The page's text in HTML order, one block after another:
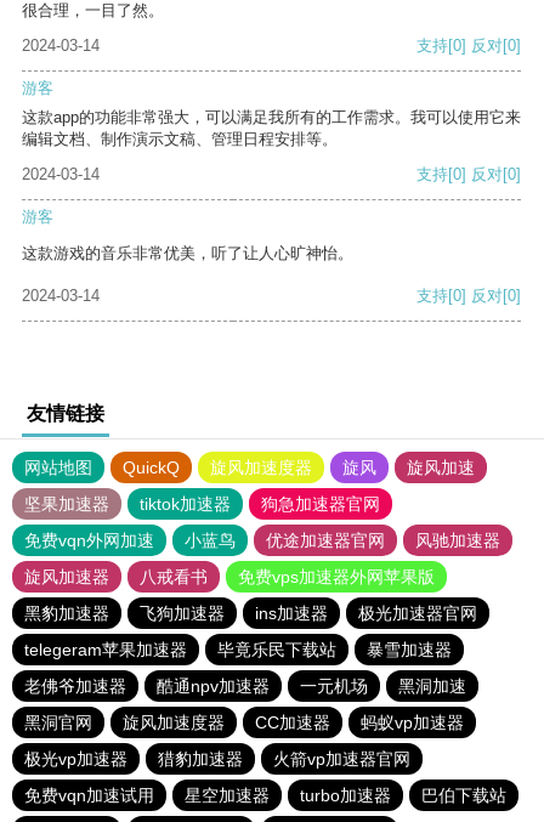
很合理，一目了然。
2024-03-14
支持[0] 反对[0]
游客
这款app的功能非常强大，可以满足我所有的工作需求。我可以使用它来
编辑文档、制作演示文稿、管理日程安排等。
2024-03-14
支持[0] 反对[0]
游客
这款游戏的音乐非常优美，听了让人心旷神怡。
2024-03-14 支持[0] 反对[0]
友情链接
网站地图 QuickQ 旋风加速度器 旋风
旋风加速
坚果加速器
tiktok加速器
狗急加速器官网
免费vqn外网加速
小蓝鸟 优途加速器官网
风驰加速器
旋风加速器
八戒看书
免费vps加速器外网苹果版
黑豹加速器
飞狗加速器 ins加速器
极光加速器官网
telegeram苹果加速器
毕竟乐民下载站
暴雪加速器
老佛爷加速器
酷通npv加速器 一元机场
黑洞加速
黑洞官网
旋风加速度器 CC加速器
蚂蚁vp加速器
极光vp加速器
猎豹加速器
火箭vp加速器官网
免费vqn加速试用
星空加速器 turbo加速器 巴伯下载站